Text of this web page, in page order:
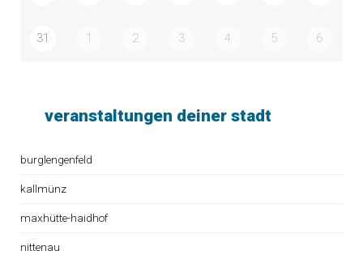
31 1 2 3 4 5 6
veranstaltungen deiner stadt
burglengenfeld
kallmünz
maxhütte-haidhof
nittenau